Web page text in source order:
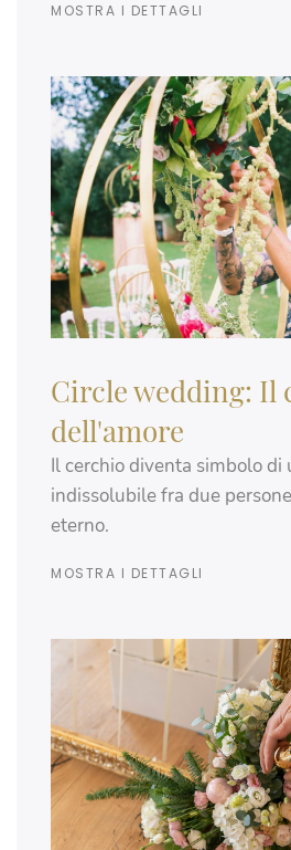
MOSTRA I DETTAGLI
Circle wedding: Il
dell'amore
Il cerchio diventa simbolo di
indissolubile fra due
eterno.
MOSTRA I DETTAGLI